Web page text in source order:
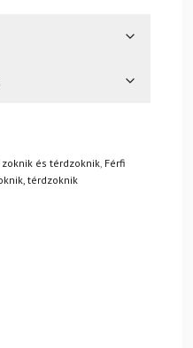
visszaküldheti 14
zoknik és térdzoknik, Férfi
térdzoknik